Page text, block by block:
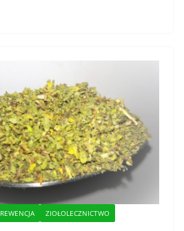
ZIOŁOLECZNICTWO